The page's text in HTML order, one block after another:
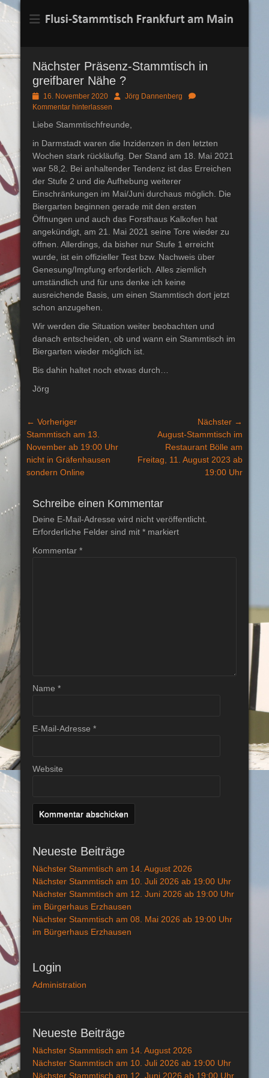
Flusi-Stammtisch
Nächster Präsenz-Stammtisch in
greifbarer Nähe ?
Posted
on
16. November 2020 AutorJörg Dannenberg
Kommentar hinterlassen
Liebe Stammtischfreunde,
in Darmstadt waren die Inzidenzen in den letzten
Wochen stark rückläufig. Der Stand am 18. Mai 2021
war 58,2. Bei anhaltender Tendenz ist das Erreichen
der Stufe 2 und die Aufhebung weiterer
Einschränkungen im Mai/Juni durchaus möglich. Die
Biergarten beginnen gerade mit den ersten
Öffnungen und auch das Forsthaus Kalkofen hat
angekündigt, am 21. Mai 2021 seine Tore wieder zu
öffnen. Allerdings, da bisher nur Stufe 1 erreicht
wurde, ist ein offizieller Test bzw. Nachweis über
Genesung/Impfung erforderlich. Alles ziemlich
umständlich und für uns denke ich keine
ausreichende Basis, um einen Stammtisch dort jetzt
schon anzugehen.
Wir werden die Situation weiter beobachten und
danach entscheiden, ob und wann ein Stammtisch im
Biergarten wieder möglich ist.
Bis dahin haltet noch etwas durch…
Jörg
Beitragsnavigation
← Vorheriger
Vorheriger
Beitrag:
Stammtisch am 13.
November ab 19:00 Uhr
nicht in Gräfenhausen
sondern Online
Nächster →
NächsterAugust-Stammtisch im
Restaurant Bölle am
Freitag, 11. August 2023 ab
19:00 Uhr
Schreibe einen Kommentar
Deine E-Mail-Adresse wird nicht veröffentlicht.
Erforderliche Felder sind mit * markiert
Kommentar *
Name *
E-Mail-Adresse *
Website
Neueste Beiträge
Nächster Stammtisch am 14. August 2026
Nächster Stammtisch am 10. Juli 2026 ab 19:00 Uhr
Nächster Stammtisch am 12. Juni 2026 ab 19:00 Uhr
im Bürgerhaus Erzhausen
Nächster Stammtisch am 08. Mai 2026 ab 19:00 Uhr
im Bürgerhaus Erzhausen
Login
Administration
Neueste Beiträge
Nächster Stammtisch am 14. August 2026
Nächster Stammtisch am 10. Juli 2026 ab 19:00 Uhr
Nächster Stammtisch am 12. Juni 2026 ab 19:00 Uhr